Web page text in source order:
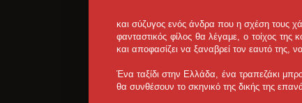
και σύζυγος ενός άνδρα που η σχέση τους
φανταστικός φίλος θα λέγαμε, ο τοίχος
και αποφασίζει να ξαναβρεί τον εαυτό της,
Ένα ταξίδι στην Ελλάδα, ένα τραπεζάκι
θα συνθέσουν το σκηνικό της δικής της